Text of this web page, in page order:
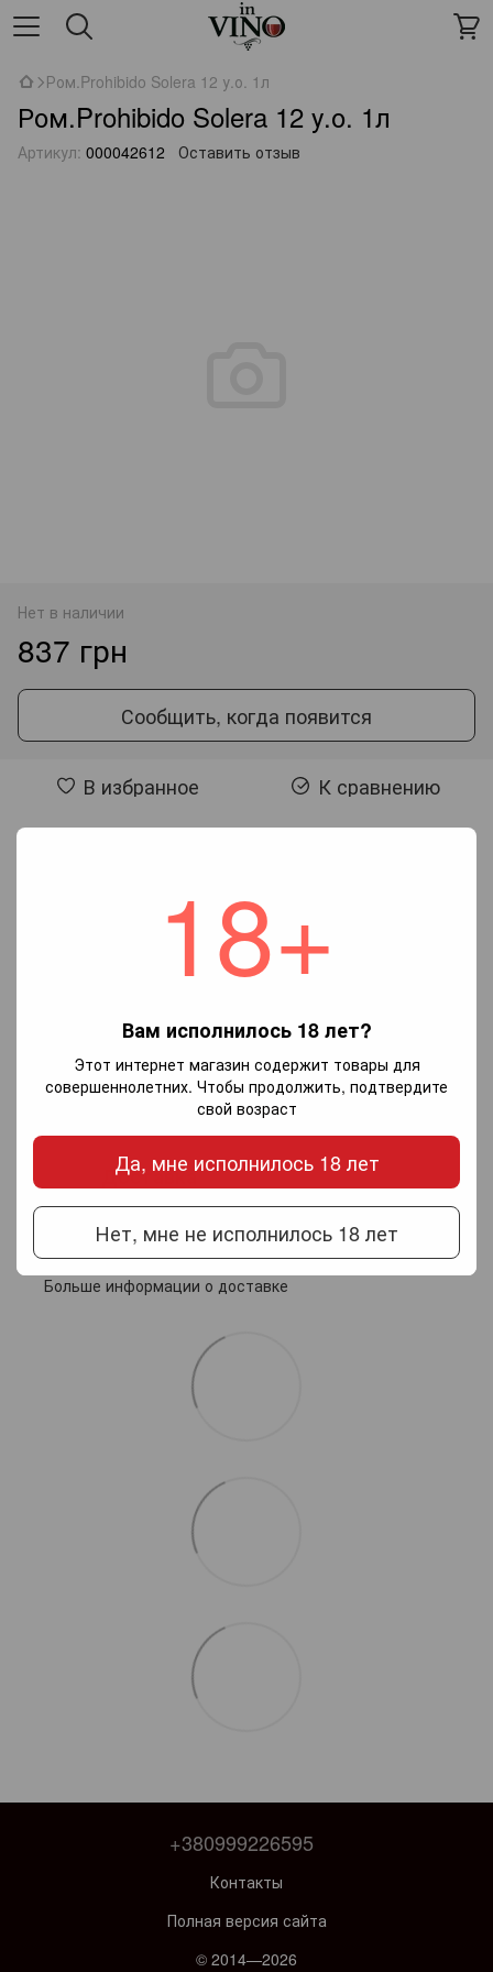
18+
Вам исполнилось 18 лет?
Этот интернет магазин содержит товары для
совершеннолетних. Чтобы продолжить, подтвердите
свой возраст
Да, мне исполнилось 18 лет
Нет, мне не исполнилось 18 лет
Ром.Prohibido Solera 12 у.о. 1л
Ром.Prohibido Solera 12 у.о. 1л
Артикул: 000042612 Оставить отзыв
Нет в наличии
837 грн
Сообщить, когда появится
В избранное К сравнению
Добавьте первый отзыв
Написать отзыв
Доставка Оплата Гарантия
Новой почтой по Украине — по тарифам перевозчика.
Самовывоз из салонов Invino в Харькове
Больше информации о доставке
+380999226595
Контакты
Полная версия сайта
© 2014—2026